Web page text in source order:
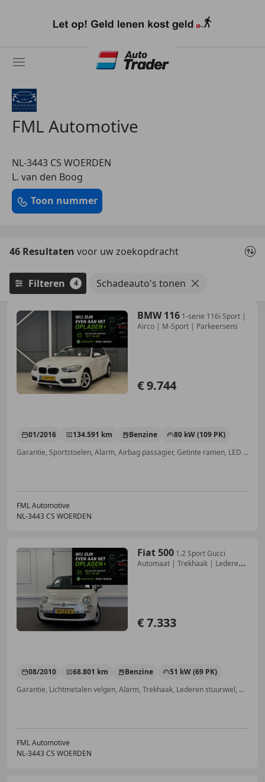
naar
FML Automotive
NL-3443 CS WOERDEN
L. van den Boog
Toon nummer
46 Resultaten voor uw zoekopdracht
Filteren 4 Schadeauto's tonen
BMW 116 1-serie 116i Sport |
Airco | M-Sport | Parkeersens
€ 9.744
01/2016 134.591 km Benzine
80 kW (109 PK)
Garantie, Sportstoelen, Alarm, Airbag passagier, Getinte ramen, LED verlichting, LED dagrijverlichting, Parkeerhulp achter
FML Automotive
NL-3443 CS WOERDEN
Fiat 500 1.2 Sport Gucci
Automaat | Trekhaak | Lederen
€ 7.333
08/2010 68.801 km Benzine
51 kW (69 PK)
Garantie, Lichtmetalen velgen, Alarm, Trekhaak, Lederen stuurwiel, Centrale deurvergrendeling met afstandsbediening, Achter airbag, Elektrische ramen
FML Automotive
NL-3443 CS WOERDEN